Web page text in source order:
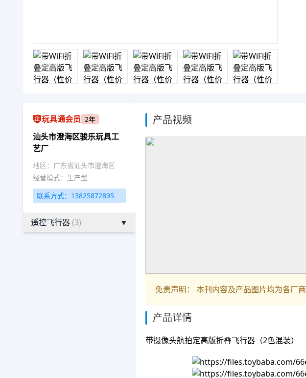
玩具通会员 2年
汕头市澄海区骏乐玩具工
艺厂
地区：广东省汕头市澄海区
经营模式：生产型
联系方式：13825872895
遥控飞行器(3) ▼
产品视频
免责声明： 本刊内容及产品图片均为各厂
产品详情
带摄像头航拍定高版折叠飞行器（2色混装）